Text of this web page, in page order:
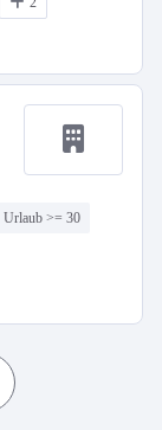
Urlaub >= 30